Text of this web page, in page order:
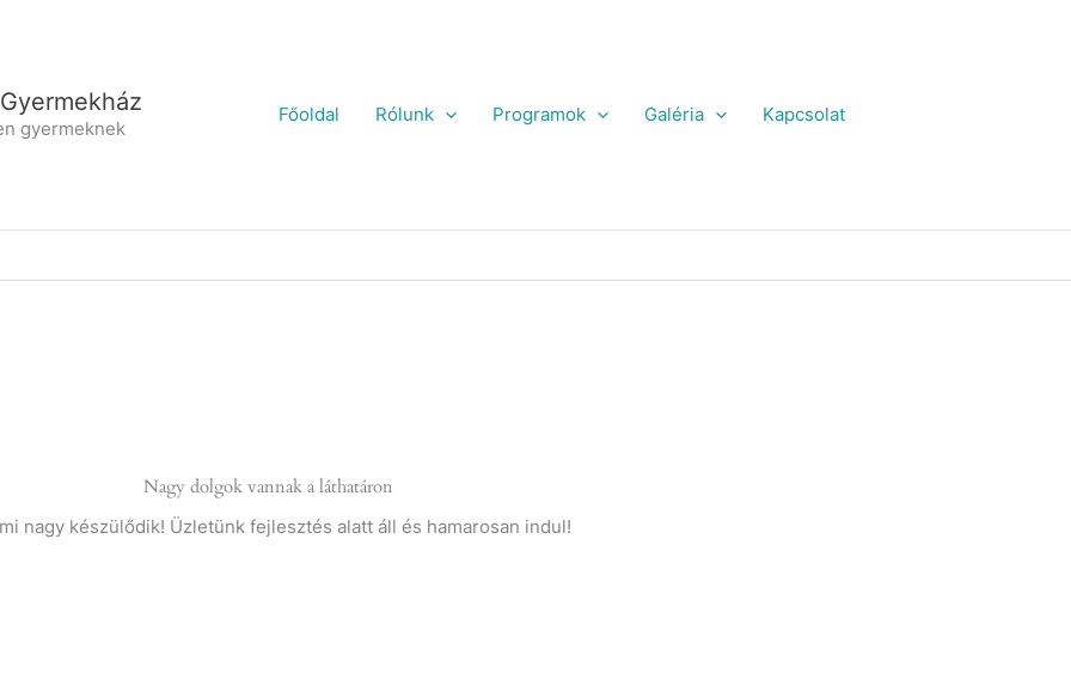
gyermeknek
Főoldal Rólunk Programok Galéria Kapcsolat
Nagy dolgok vannak a láthatáron
nagy készülődik! Üzletünk fejlesztés alatt áll és hamarosan indul!